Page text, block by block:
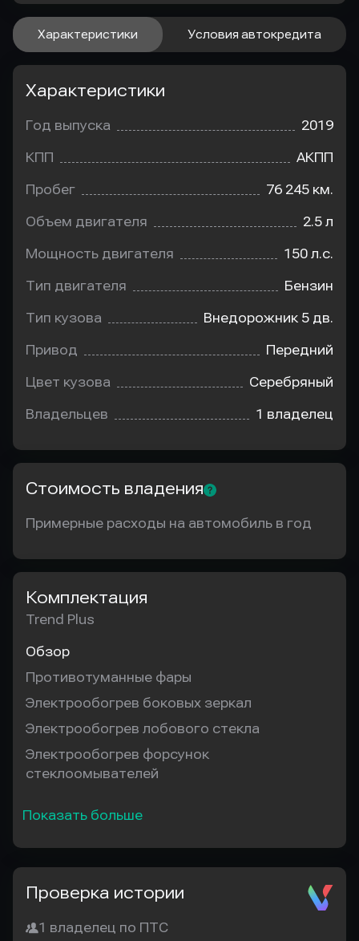
Характеристики Условия автокредита
Характеристики
Год выпуска 2019
КПП АКПП
Пробег 76 245 км.
Объем двигателя 2.5 л
Мощность двигателя 150 л.с.
Тип двигателя Бензин
Тип кузова Внедорожник 5 дв.
Привод Передний
Цвет кузова Серебряный
Владельцев 1 владелец
Стоимость владения
Примерные расходы на автомобиль в год
Комплектация
Trend Plus
Обзор
Противотуманные фары
Электрообогрев боковых зеркал
Электрообогрев лобового стекла
Электрообогрев форсунок
стеклоомывателей
Показать больше
Проверка истории
1 владелец по ПТС